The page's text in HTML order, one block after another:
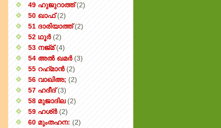
49 ഹുജുറാത്ത് (2)
50 ഖാഫ് (2)
51 ദാരിയാത്ത് (2)
52 ഥൂർ (2)
53 നജ്‌മ് (4)
54 അൽ ഖമർ (3)
55 റഹ്‌മാൻ (2)
56 വാഖിഅ; (2)
57 ഹദീദ് (3)
58 മുജാദില (2)
59 ഹശ്ർ (2)
60 മുംതഹന: (2)